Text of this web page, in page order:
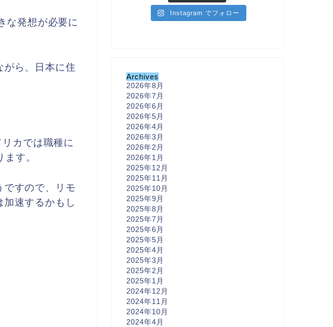
な発想が必要に
がら、日本に住
カでは職種に
す。
ですので、リモ
速するかもし
Instagram でフォロー
Archives
2026年8月
2026年7月
2026年6月
2026年5月
2026年4月
2026年3月
2026年2月
2026年1月
2025年12月
2025年11月
2025年10月
2025年9月
2025年8月
2025年7月
2025年6月
2025年5月
2025年4月
2025年3月
2025年2月
2025年1月
2024年12月
2024年11月
2024年10月
2024年4月